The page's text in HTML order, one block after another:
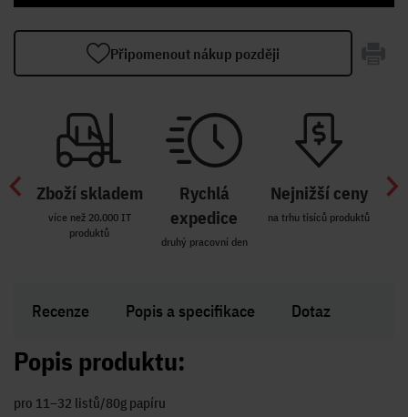
Připomenout nákup později
Zboží skladem
více než 20.000 IT
produktů
Rychlá
expedice
druhý pracovní den
Nejnižší ceny
na trhu tisíců produktů
Recenze Popis a specifikace Dotaz
Popis produktu:
pro 11–32 listů/80g papíru